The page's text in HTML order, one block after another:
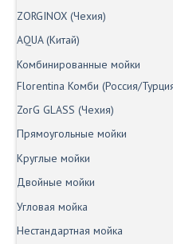
ZORGINOX (Чехия)
AQUA (Китай)
Комбинированные мойки
Florentina Комби (Россия/
ZorG GLASS (Чехия)
Прямоугольные мойки
Круглые мойки
Двойные мойки
Угловая мойка
Нестандартная мойка